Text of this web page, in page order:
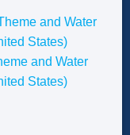
and Water
States)
and Water
States)